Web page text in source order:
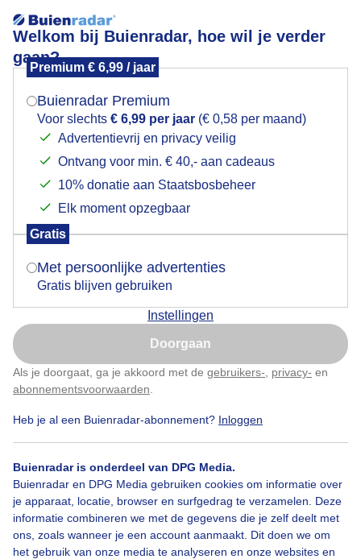
Welkom bij Buienradar, hoe wil je verder
gaan?
Premium € 6,99 / jaar
Buienradar Premium
Voor slechts € 6,99 per jaar (€ 0,58 per maand)
Advertentievrij en privacy veilig
Ontvang voor min. € 40,- aan cadeaus
10% donatie aan Staatsbosbeheer
Elk moment opzegbaar
Gratis
Met persoonlijke advertenties
Gratis blijven gebruiken
Instellingen
Doorgaan
Als je doorgaat, ga je akkoord met de gebruikers- privacy- en
abonnementsvoorwaarden
Heb je al een Buienradar-abonnement? Inloggen
Buienradar is onderdeel van DPG Media.
Buienradar en DPG Media gebruiken cookies om informatie over
je apparaat, locatie, browser en surfgedrag te verzamelen. Deze
informatie combineren we met de gegevens die je zelf deelt met
ons, zoals wanneer je een account aanmaakt. Dit doen we om
het gebruik van onze media te analyseren en onze websites en
Magnolia
Magnolia
Door: Martha kivits Gemaakt: 20-03-2026, 55x bekeken
Bekijk slideshow
Mogen we je locatie gebruiken voor het
Indien je hier nog geen akkoord op hebt gegeven,
verschijnt er zo een pop-up uit je browser waarin
Is goed, toon de popup
Nu niet, misschien later
Klik hierom dit aan te passen